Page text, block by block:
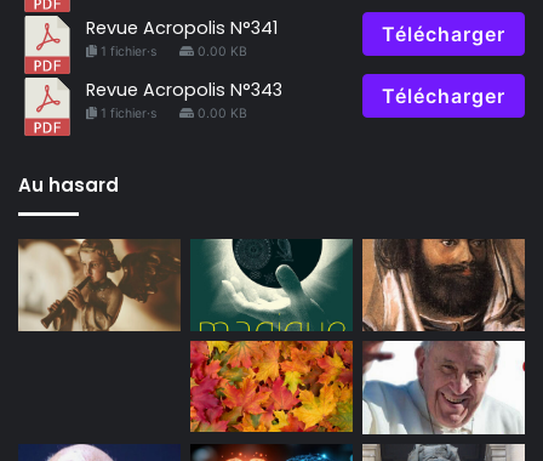
Revue Acropolis N°341
1 fichier·s 0.00 KB
Télécharger
Revue Acropolis N°343
1 fichier·s 0.00 KB
Télécharger
Au hasard